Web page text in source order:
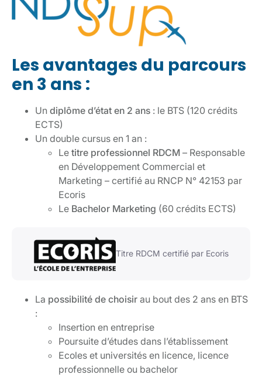
Les avantages du parcours
en 3 ans :
Un diplôme d’état en 2 ans : le BTS (120 crédits
ECTS)
Un double cursus en 1 an :
Le titre professionnel RDCM – Responsable
en Développement Commercial et
Marketing – certifié au RNCP N° 42153 par
Ecoris
Le Bachelor Marketing (60 crédits ECTS)
Titre RDCM certifié par Ecoris
La possibilité de choisir au bout des 2 ans en BTS
:
Insertion en entreprise
Poursuite d’études dans l’établissement
Ecoles et universités en licence, licence
professionnelle ou bachelor